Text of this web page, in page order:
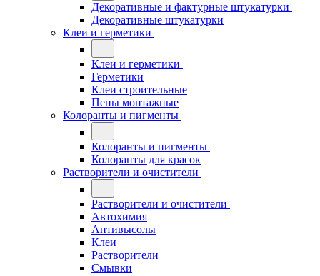
Декоративные и фактурные штукатурки
Декоративные штукатурки
Клеи и герметики
Клеи и герметики
Герметики
Клеи строительные
Пены монтажные
Колоранты и пигменты
Колоранты и пигменты
Колоранты для красок
Растворители и очистители
Растворители и очистители
Автохимия
Антивысолы
Клеи
Растворители
Смывки